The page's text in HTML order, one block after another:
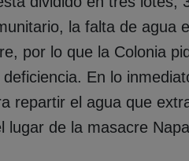
la falta de agua
por lo que la Colonia
En lo
repartir el agua que
lugar de la masacre